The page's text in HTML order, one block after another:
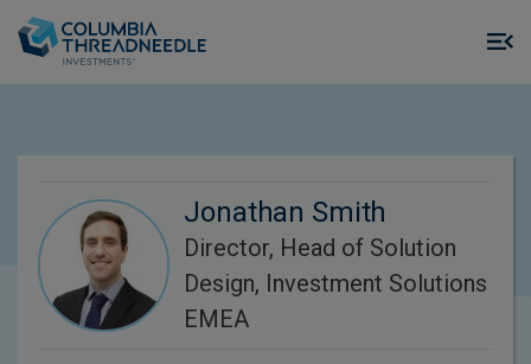
Jonathan Smith
Director, Head of Solution
Design, Investment Solutions
EMEA